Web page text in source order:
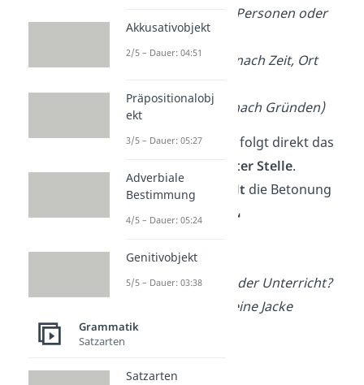
(nach Personen oder
Dingen)
→wann, wo, wie
(nach Zeit, Ort
→warum, wozu
(nach Gründen)
Nach dem W-Wort folgt direkt das
zweiter Stelle.
Beim Sprechen
fällt die Betonung
am Ende eher
.↘️
Wannbeginnt
der Unterricht?
du meine Jacke
Akkusativobjekt
2/5 – Dauer: 04:51
Präpositionalobj
ekt
3/5 – Dauer: 05:27
Adverbiale
Bestimmung
4/5 – Dauer: 05:24
Genitivobjekt
5/5 – Dauer: 03:38
Grammatik
Satzarten
Satzarten